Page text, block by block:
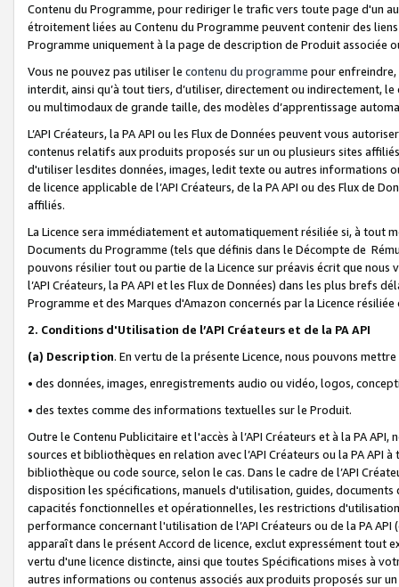
Contenu du Programme, pour rediriger le trafic vers toute page d'un
étroitement liées au Contenu du Programme peuvent contenir des
Programme uniquement à la page de description de Produit associée
Vous ne pouvez pas utiliser le contenu du programme pour
interdit, ainsi qu’à tout tiers, d’utiliser, directement ou indirectement,
ou multimodaux de grande taille, des modèles d’apprentissage
L’API Créateurs, la PA API ou les Flux de Données peuvent vous
contenus relatifs aux produits proposés sur un ou plusieurs sites
d'utiliser lesdites données, images, ledit texte ou autres informations
de licence applicable de l’API Créateurs, de la PA API ou des Flux de
affiliés.
La Licence sera immédiatement et automatiquement résiliée si, à
Documents du Programme (tels que définis dans le Décompte de
pouvons résilier tout ou partie de la Licence sur préavis écrit que
l’API Créateurs, la PA API et les Flux de Données) dans les plus
Programme et des Marques d'Amazon concernés par la Licence
2. Conditions d'Utilisation de l’API Créateurs et de la PA API
(a) Description. En vertu de la présente Licence, nous pouvons
• des données, images, enregistrements audio ou vidéo, logos,
• des textes comme des informations textuelles sur le Produit.
Outre le Contenu Publicitaire et l'accès à l’API Créateurs et à la PA
sources et bibliothèques en relation avec l’API Créateurs ou la PA
bibliothèque ou code source, selon le cas. Dans le cadre de l’API
disposition les spécifications, manuels d'utilisation, guides,
capacités fonctionnelles et opérationnelles, les restrictions
performance concernant l'utilisation de l’API Créateurs ou de la PA
apparaît dans le présent Accord de licence, exclut expressément tout
vertu d'une licence distincte, ainsi que toutes Spécifications mises à
autres informations ou contenus associés aux produits proposés sur